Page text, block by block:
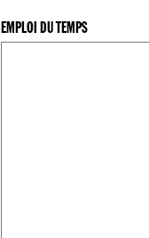
EMPLOI DU TEMPS